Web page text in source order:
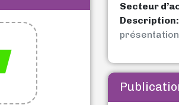
Secteur
Description: